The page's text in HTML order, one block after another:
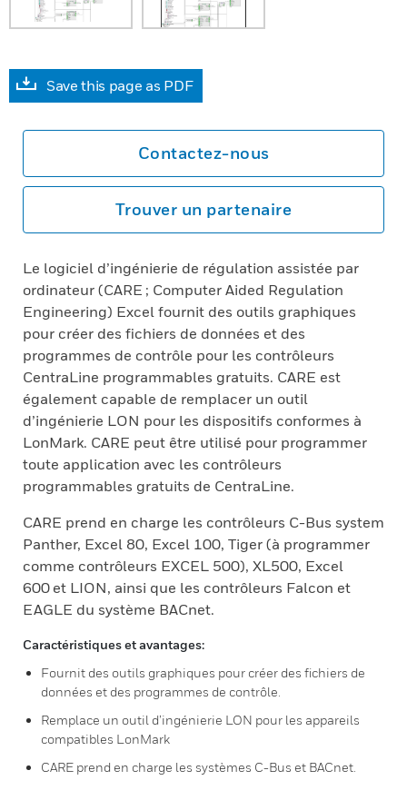
Save this page as PDF
Contactez-nous
Trouver un partenaire
Le logiciel d’ingénierie de régulation assistée par
ordinateur (CARE ; Computer Aided Regulation
Engineering) Excel fournit des outils graphiques
pour créer des fichiers de données et des
programmes de contrôle pour les contrôleurs
CentraLine programmables gratuits. CARE est
également capable de remplacer un outil
d’ingénierie LON pour les dispositifs conformes à
LonMark. CARE peut être utilisé pour programmer
toute application avec les contrôleurs
programmables gratuits de CentraLine.
CARE prend en charge les contrôleurs C-Bus system
Panther, Excel 80, Excel 100, Tiger (à programmer
comme contrôleurs EXCEL 500), XL500, Excel
600 et LION, ainsi que les contrôleurs Falcon et
EAGLE du système BACnet.
Caractéristiques et avantages:
Fournit des outils graphiques pour créer des fichiers de
données et des programmes de contrôle.
Remplace un outil d’ingénierie LON pour les appareils
compatibles LonMark
CARE prend en charge les systèmes C-Bus et BACnet.